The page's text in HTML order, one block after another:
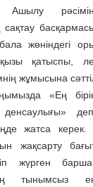
Ашылу
сақтау
жөніндегі
қатыспы,
жұмысына
«Ең
денсаулығы»
жатса керек.
жақсарту
жүрген барша
тынымсыз